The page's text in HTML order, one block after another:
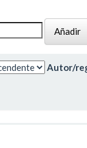
Autor/